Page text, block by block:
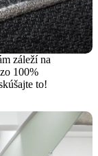
záleží na
100%
to!